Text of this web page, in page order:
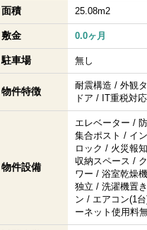
面積 25.08m2
敷金 0.0ヶ月
駐車場 無し
物件特徴
耐震構造 / 外観
ドア / IT重税対
物件設備
エレベーター /
集合ポスト / イ
ロック / 火災報
収納スペース /
ワー / 浴室乾燥
独立 / 洗濯機置
ン / エアコン(1
ーネット使用料